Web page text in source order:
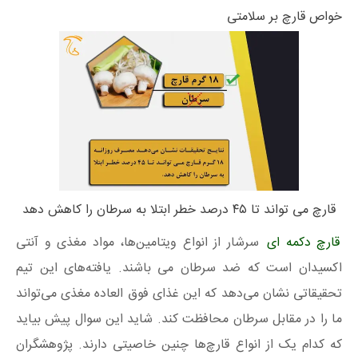
خواص قارچ بر سلامتی
قارچ می تواند تا ۴۵ درصد خطر ابتلا به سرطان را کاهش دهد
قارچ دکمه ای سرشار از انواع ویتامین‌ها، مواد مغذی و آنتی
اکسیدان است که ضد سرطان می باشند. یافته‌های این تیم
تحقیقاتی نشان می‌دهد که این غذای فوق العاده مغذی می‌تواند
ما را در مقابل سرطان محافظت کند. شاید این سوال پیش بیاید
که کدام یک از انواع قارچ‌ها چنین خاصیتی دارند. پژوهشگران